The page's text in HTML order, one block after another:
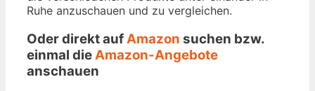
Ruhe anzuschauen und zu vergleichen.
Oder direkt aufAmazon suchen bzw.
einmal dieAmazon-Angebote
anschauen